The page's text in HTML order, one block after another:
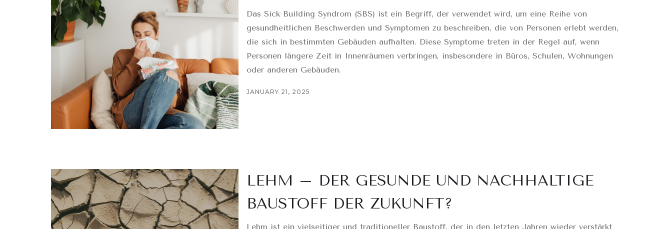
Das Sick Building Syndrom (SBS) ist ein Begriff, der verwendet wird, um eine Reihe von
gesundheitlichen Beschwerden und Symptomen zu beschreiben, die von Personen erlebt werden,
die sich in bestimmten Gebäuden aufhalten. Diese Symptome treten in der Regel auf, wenn
Personen längere Zeit in Innenräumen verbringen, insbesondere in Büros, Schulen, Wohnungen
oder anderen Gebäuden.
JANUARY 21, 2025
LEHM – DER GESUNDE UND NACHHALTIGE
BAUSTOFF DER ZUKUNFT?
Lehm ist ein vielseitiger und traditioneller Baustoff, der in den letzten Jahren wieder verstärkt